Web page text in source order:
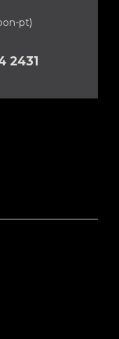
pt)
2431